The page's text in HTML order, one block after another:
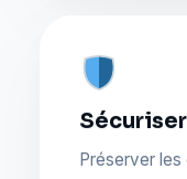
Préserver